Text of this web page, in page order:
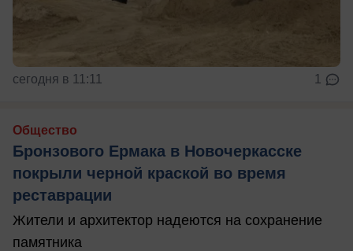
сегодня в 11:11 1
Общество
Бронзового Ермака в Новочеркасске
покрыли черной краской во время
реставрации
Жители и архитектор надеются на сохранение
памятника